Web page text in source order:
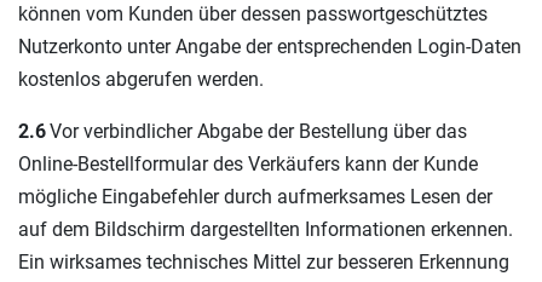
können vom Kunden über dessen passwortgeschütztes
Nutzerkonto unter Angabe der entsprechenden Login-Daten
kostenlos abgerufen werden.
2.6Vor verbindlicher Abgabe der Bestellung über das
Online-Bestellformular des Verkäufers kann der Kunde
mögliche Eingabefehler durch aufmerksames Lesen der
auf dem Bildschirm dargestellten Informationen erkennen.
Ein wirksames technisches Mittel zur besseren Erkennung